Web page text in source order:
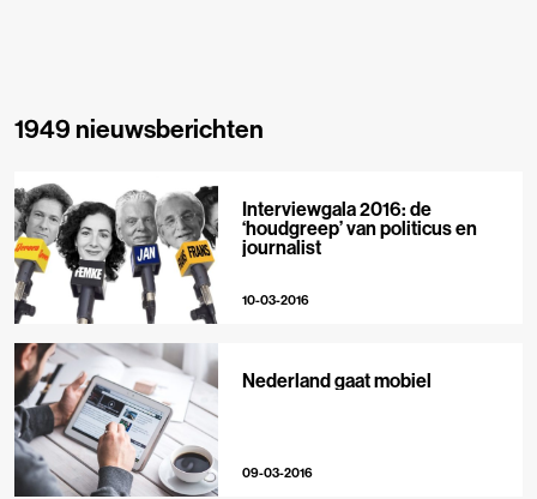
1949 nieuwsberichten
Interviewgala 2016: de
‘houdgreep’ van politicus en
journalist
10-03-2016
Nederland gaat mobiel
09-03-2016